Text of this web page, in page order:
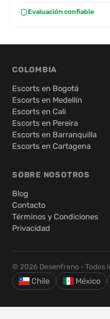
Evaluación confiable
COLOMBIA
Escorts en Bogotá
Escorts en Medellín
Escorts en Cali
Escorts en Pereira
Escorts en Barranquilla
Escorts en Cartagena
SOBRE NOSOTROS
Blog
Contacto
Términos y Condiciones
Privacidad
© 2026 Desenfreno · Todos
Chile México